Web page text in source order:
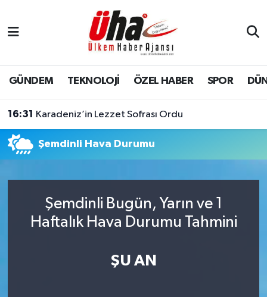
GÜNDEM TEKNOLOJİ ÖZEL HABER SPOR
16:31 Karadeniz’in Lezzet Sofrası Ordu
Şemdinli Hava Durumu
Şemdinli Bugün, Yarın ve 1
Haftalık Hava Durumu Tahmini
ŞU AN
İstanbul Nöbetçi Eczaneler
İstanbul Hava Durumu
Tüm Manşetler
Son Dakika Haberleri